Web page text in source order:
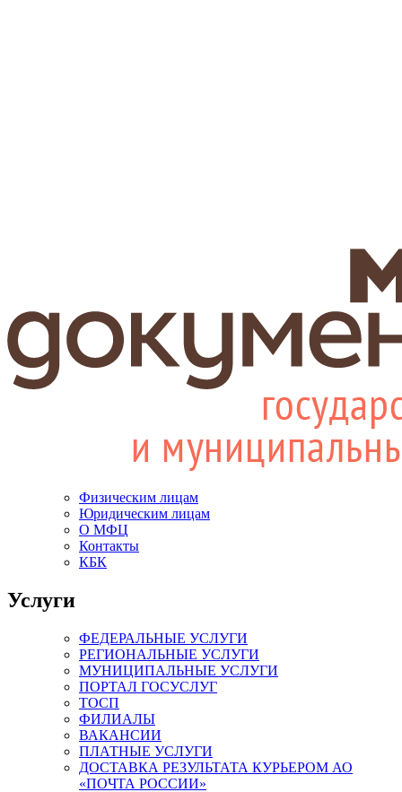
Физическим лицам
Юридическим лицам
О МФЦ
Контакты
КБК
Услуги
ФЕДЕРАЛЬНЫЕ УСЛУГИ
РЕГИОНАЛЬНЫЕ УСЛУГИ
МУНИЦИПАЛЬНЫЕ УСЛУГИ
ПОРТАЛ ГОСУСЛУГ
ТОСП
ФИЛИАЛЫ
ВАКАНСИИ
ПЛАТНЫЕ УСЛУГИ
ДОСТАВКА РЕЗУЛЬТАТА КУРЬЕРОМ АО
«ПОЧТА РОССИИ»